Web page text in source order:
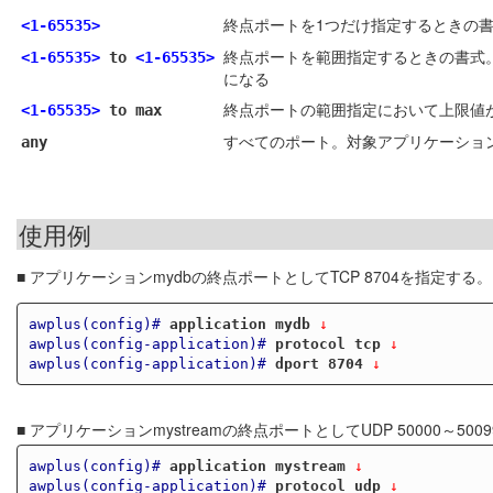
<1-65535> 終点ポートを1つだけ指定するときの
<1-65535> to <1-65535> 終点ポートを範囲指定するときの書
になる
<1-65535> to max 終点ポートの範囲指定において上限
any すべてのポート。対象アプリケーシ
使用例
■ アプリケーションmydbの終点ポートとしてTCP 8704を指定する。
awplus(config)# application mydb ↓
awplus(config-application)#
protocol tcp ↓
awplus(config-application)# dport 8704 ↓
■ アプリケーションmystreamの終点ポートとしてUDP 50000～
awplus(config)# application mystream ↓
awplus(config-application)#
protocol udp ↓